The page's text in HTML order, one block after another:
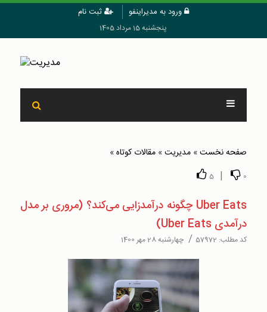
ورود به مدیراینفو ثبت نام
پنجشنبه 15 مرداد 1405
صفحه نخست» مدیریت» مقالات کوتاه»
0
|
5
Uber Eats چگونه درآمدزایی می‌کند؟ (مروری بر مدل
درآمدی Uber Eats)
کد مطلب: 57972
/ چهارشنبه 28 مهر 1400